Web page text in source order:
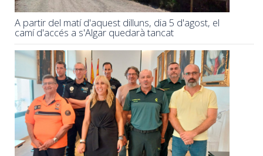
A partir del matí d'aquest dilluns, dia 5 d'agost, el
camí d'accés a s'Algar quedarà tancat